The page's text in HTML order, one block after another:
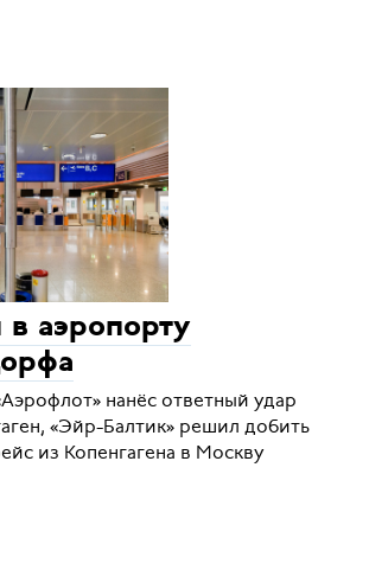
в аэропорту
нанёс ответный удар
«Эйр-Балтик» решил добить
из Копенгагена в Москву